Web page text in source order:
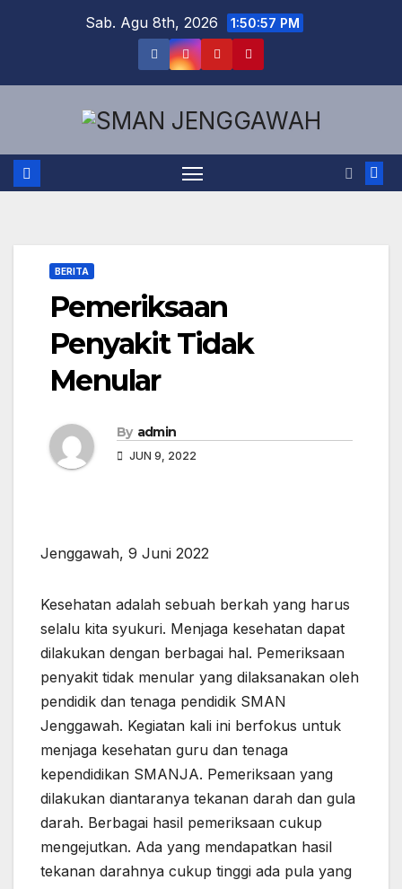
Sab. Agu 8th, 2026 1:50:57 PM
BERITA
Pemeriksaan
Penyakit Tidak
Menular
By admin
JUN 9, 2022
Jenggawah, 9 Juni 2022
Kesehatan adalah sebuah berkah yang harus
selalu kita syukuri. Menjaga kesehatan dapat
dilakukan dengan berbagai hal. Pemeriksaan
penyakit tidak menular yang dilaksanakan oleh
pendidik dan tenaga pendidik SMAN
Jenggawah. Kegiatan kali ini berfokus untuk
menjaga kesehatan guru dan tenaga
kependidikan SMANJA. Pemeriksaan yang
dilakukan diantaranya tekanan darah dan gula
darah. Berbagai hasil pemeriksaan cukup
mengejutkan. Ada yang mendapatkan hasil
tekanan darahnya cukup tinggi ada pula yang